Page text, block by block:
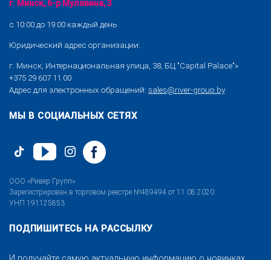
г. Минск, б-р Мулявина, 3
с 10:00 до 19:00 каждый день
Юридический адрес организации:
г. Минск, Интернациональная улица, 38, БЦ "Capital Palace"»
+375 29 607 11 00
Адрес для электронных обращений: sales@river-group.by
МЫ В СОЦИАЛЬНЫХ СЕТЯХ
ООО «Ривер Групп»
Зарегистрирован в торговом реестре №489494 от 11.08.2020
УНП 191125853
ПОДПИШИТЕСЬ НА РАССЫЛКУ